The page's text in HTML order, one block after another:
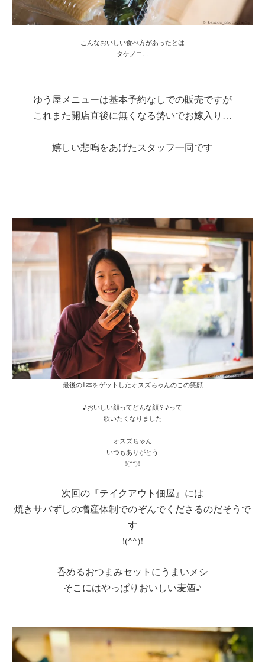
こんなおいしい食べ方があったとは
タケノコ…
ゆう屋メニューは基本予約なしでの販売ですが
これまた開店直後に無くなる勢いでお嫁入り…
嬉しい悲鳴をあげたスタッフ一同です
最後の1本をゲットしたオスズちゃんのこの笑顔
♪おいしい顔ってどんな顔？♪って
歌いたくなりました
オスズちゃん
いつもありがとう
!(^^)!
次回の『テイクアウト佃屋』には
焼きサバずしの増産体制でのぞんでくださるのだそうで
す
!(^^)!
呑めるおつまみセットにうまいメシ
そこにはやっぱりおいしい麦酒♪